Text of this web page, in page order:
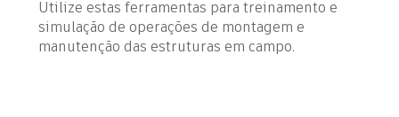
Utilize estas ferramentas para treinamento e
simulação de operações de montagem e
manutenção das estruturas em campo.